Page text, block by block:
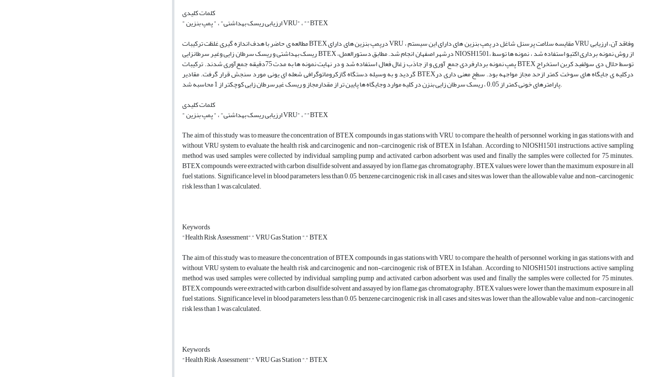
کلمات کلیدی
" ارزیابی ریسک بهداشتی" ، " پمپ بنزین VRU" ، ""BTEX
مطالعه ی حاضر با هدف اندازه گیری غلظت ترکیبات BTEX درپمپ بنزین های دارای VRU ، مقایسه سلامت پرسنل شاغل در پمپ بنزین های دارای این سیستم VRU وفاقد آن، ارزیابی
ریسک بهداشتی و ریسک سرطان زایی وغیر سرطانزایی BTEX ،درشهر اصفهان انجام شد. مطابق دستورالعمل NIOSH1501، از روش نمونه برداری اکتیو استفاده شد ، نمونه ها توسط
پمپ نمونه بردارفردی جمع آوری و از جاذب زغال فعال استفاده شد و در نهایت نمونه ها به مدت 75دقیقه جمع‌آوری شدند. ترکیبات BTEX توسط حلال دی ‌سولفید کربن استخراج
گردید و به وسیله دستگاه گازکروماتوگرافی شعله ای یونی مورد سنجش قرار گرفت. مقادیر BTEXدرکلیه ی جایگاه های سوخت کمتر ازحد مجاز مواجهه بود. سطح معنی داری در
پارامترهای خونی کمتر از 0.05 ، ریسک سرطان زایی بنزن در کلیه موارد وجایگاه ها پایین تر از مقدارمجاز و ریسک غیرسرطان زایی کوچکتر از 1 محاسبه شد.
کلمات کلیدی
" ارزیابی ریسک بهداشتی" ، " پمپ بنزین VRU" ، ""BTEX
The aim of this study was to measure the concentration of BTEX compounds in gas stations with VRU, to compare the health of personnel working in gas stations with and
without VRU system, to evaluate the health risk and carcinogenic and non-carcinogenic risk of BTEX in Isfahan. According to NIOSH1501 instructions, active sampling
method was used, samples were collected by individual sampling pump and activated carbon adsorbent was used and finally the samples were collected for 75 minutes.
BTEX compounds were extracted with carbon disulfide solvent and assayed by ion flame gas chromatography. BTEX values were lower than the maximum exposure in all
fuel stations. Significance level in blood parameters less than 0.05, benzene carcinogenic risk in all cases and sites was lower than the allowable value and non-carcinogenic
risk less than 1 was calculated.
Keywords
"Health Risk Assessment"," VRU Gas Station "," BTEX
The aim of this study was to measure the concentration of BTEX compounds in gas stations with VRU, to compare the health of personnel working in gas stations with and
without VRU system, to evaluate the health risk and carcinogenic and non-carcinogenic risk of BTEX in Isfahan. According to NIOSH1501 instructions, active sampling
method was used, samples were collected by individual sampling pump and activated carbon adsorbent was used and finally the samples were collected for 75 minutes.
BTEX compounds were extracted with carbon disulfide solvent and assayed by ion flame gas chromatography. BTEX values were lower than the maximum exposure in all
fuel stations. Significance level in blood parameters less than 0.05, benzene carcinogenic risk in all cases and sites was lower than the allowable value and non-carcinogenic
risk less than 1 was calculated.
Keywords
"Health Risk Assessment"," VRU Gas Station "," BTEX